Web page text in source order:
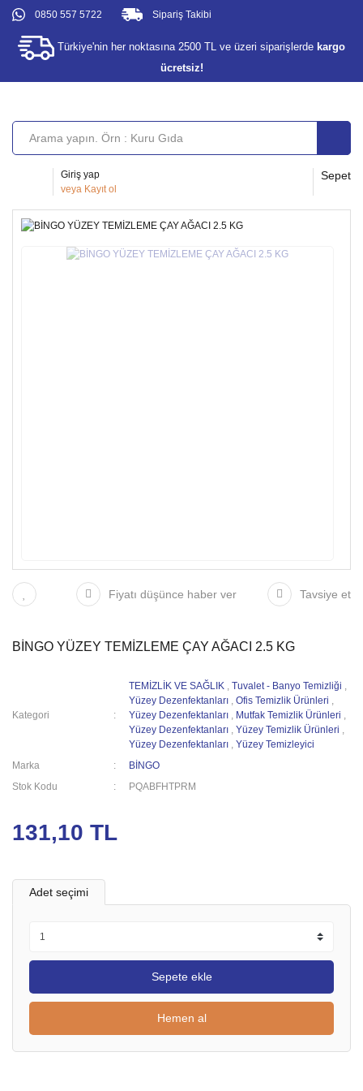
0850 557 5722
Türkiye'nin her noktasına 2500 TL ve üzeri siparişlerde kargo
ücretsiz!
Sipariş Takibi
Giriş yap
veya Kayıt ol
Sepet
Fiyatı düşünce haber ver Tavsiye et
BİNGO YÜZEY TEMİZLEME ÇAY AĞACI 2.5 KG
Kategori
TEMİZLİK VE SAĞLIK ,Tuvalet - Banyo Temizliği ,
Yüzey Dezenfektanları ,Ofis Temizlik Ürünleri ,
Yüzey Dezenfektanları , Mutfak Temizlik Ürünleri ,
Yüzey Dezenfektanları ,Yüzey Temizlik Ürünleri ,
Yüzey Dezenfektanları ,Yüzey Temizleyici
Marka
BİNGO
Stok Kodu
PQABFHTPRM
131,10 TL
Adet seçimi
Sepete ekle
Hemen al